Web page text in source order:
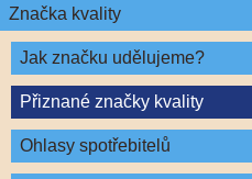
Značka kvality
Jak značku udělujeme?
Přiznané značky kvality
Ohlasy spotřebitelů